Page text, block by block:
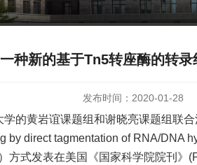
种新的基于Tn5转座酶的转
发布时间：2020-01-28
黄岩谊课题组和谢晓亮课题组联合
by direct tagmentation of RNA/DNA
方式发表在美国《国家科学院院刊》